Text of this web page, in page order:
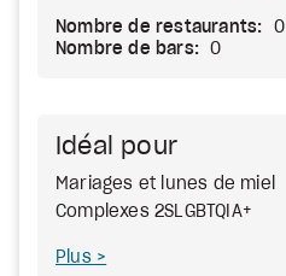
Nombre de restaurants:
0
Nombre de bars:
0
Idéal pour
Mariages et lunes de miel
Complexes 2SLGBTQIA+
Plus